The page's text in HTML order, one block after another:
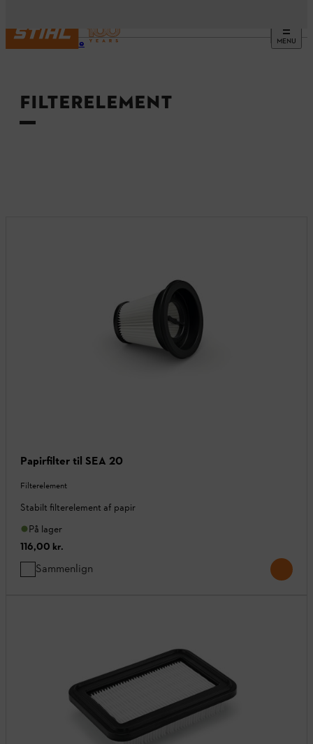
MENU
Startside
FILTERELEMENT
Papirfilter til SEA 20
Filterelement
Stabilt filterelement af papir
På lager
116,00 kr.
Sammenlign